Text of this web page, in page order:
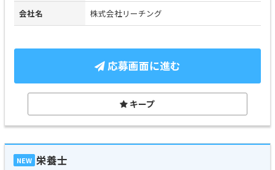
会社名 株式会社リーチング
応募画面に進む
キープ
NEW 栄養士